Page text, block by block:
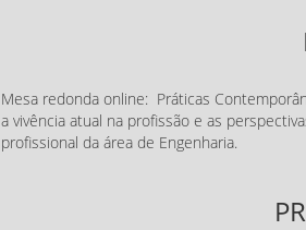
Mesa redonda online: Práticas
a vivência atual na profissão e as
profissional da área de Engenharia.